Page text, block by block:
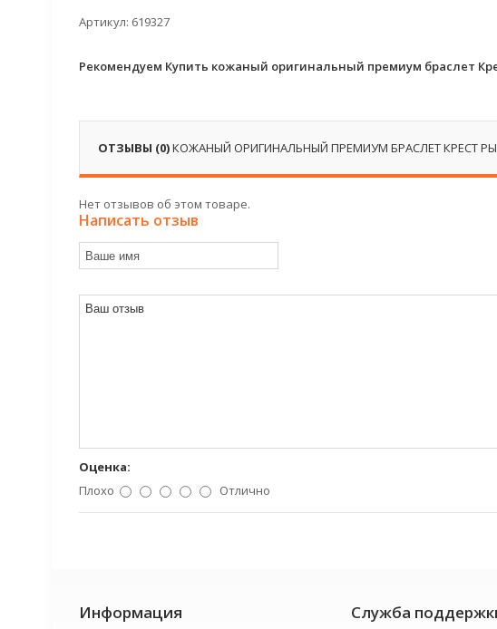
Артикул: 619327
Рекомендуем Купить кожаный оригинальный премиум браслет
ОТЗЫВЫ (0)КОЖАНЫЙ ОРИГИНАЛЬНЫЙ ПРЕМИУМ БРАСЛЕТ КРЕСТ
Нет отзывов об этом товаре.
Написать отзыв
Оценка:
Плохо
Отлично
Информация Служба